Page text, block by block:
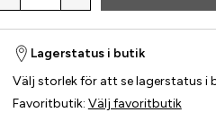
Lagerstatus i butik
Välj storlek för att se lagerstatus i
Favoritbutik: Välj favoritbutik